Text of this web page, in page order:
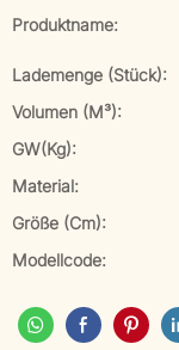
Produktname:
Lademenge (Stück):
Volumen (m³):
GW(kg):
Material:
Größe (cm):
Modellcode: